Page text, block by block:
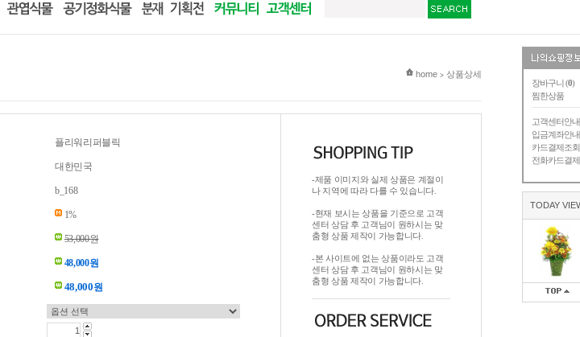
장바구니 (0)
찜한상품
고객센터안내
입금계좌안내
카드결제조회
전화카드결제
TODAY
현재 위치
home > 상품상세
플리워리퍼블릭
대한민국
b_168
1%
53,000원
48,000원
48,000원
-제품 이미지와 실제 상품은 계절이
나 지역에 따라 다를 수 있습니다.
-현재 보시는 상품을 기준으로 고객
센터 상담 후 고객님이 원하시는 맞
춤형 상품 제작이 가능합니다.
-본 사이트에 없는 상품이라도 고객
센터 상담 후 고객님이 원하시는 맞
춤형 상품 제작이 가능합니다.